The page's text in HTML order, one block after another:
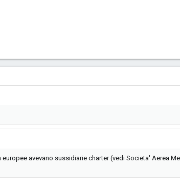
avevano sussidiarie charter (vedi Societa' Aerea